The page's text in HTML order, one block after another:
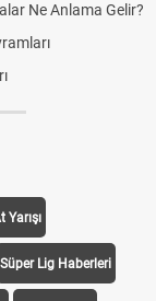
Ne Anlama Gelir?
Yarışı
Süper Lig Haberleri